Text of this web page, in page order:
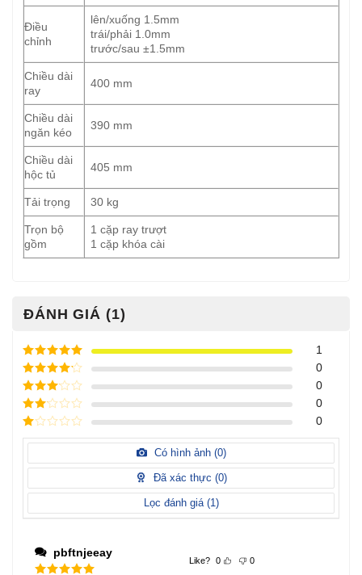
Điều
chỉnh
lên/xuống 1.5mm
trái/phải 1.0mm
trước/sau ±1.5mm
Chiều dài
ray
400 mm
Chiều dài
ngăn kéo
390 mm
Chiều dài
hộc tủ
405 mm
Tải trọng 30 kg
Trọn bộ
gồm
1 cặp ray trượt
1 cặp khóa cài
ĐÁNH GIÁ (1)
Được xếp
hạng
5
5
sao
1
Được xếp
hạng
4
5
sao
0
Được
xếp
hạng3
5 sao
0
Được
hạng
sao
0
Được
hạng
sao
0
Có hình ảnh (0)
Đã xác thực (0)
Lọc đánh giá (1)
pbftnjeeay
Like? 0 0